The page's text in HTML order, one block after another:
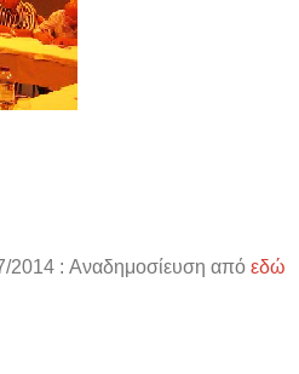
: Αναδημοσίευση από εδώ